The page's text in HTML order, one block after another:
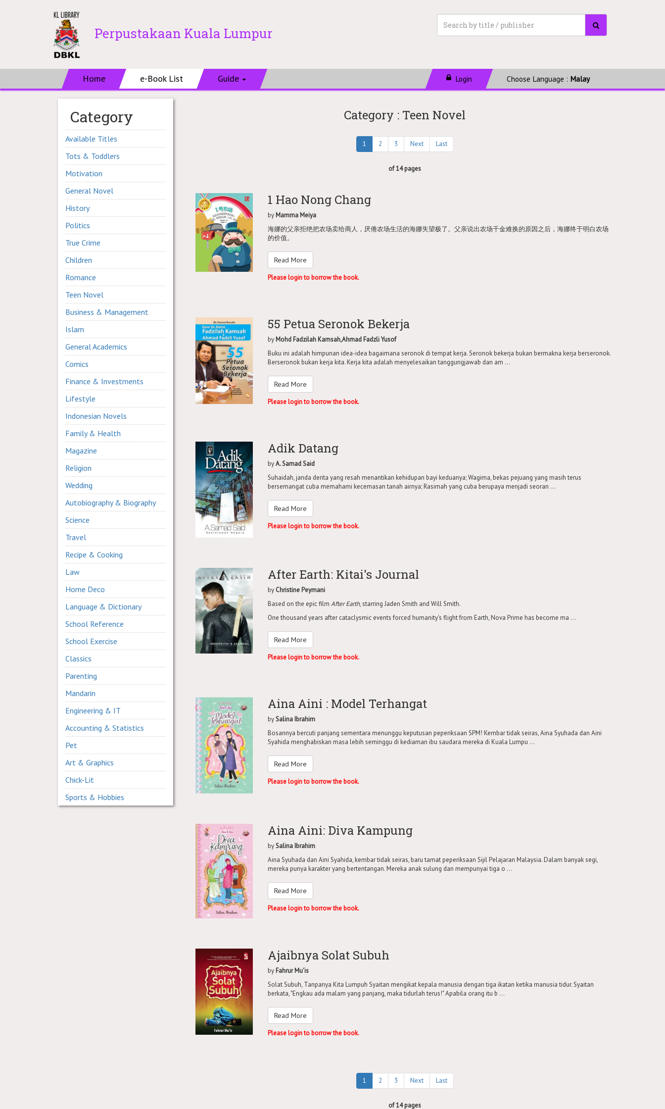
Perpustakaan Kuala Lumpur
Home e-Book List Guide Login Choose Language : Malay
Category
Available Titles
Tots & Toddlers
Motivation
General Novel
History
Politics
True Crime
Children
Romance
Teen Novel
Business & Management
Islam
General Academics
Comics
Finance & Investments
Lifestyle
Indonesian Novels
Family & Health
Magazine
Religion
Wedding
Autobiography & Biography
Science
Travel
Recipe & Cooking
Law
Home Deco
Language & Dictionary
School Reference
School Exercise
Classics
Parenting
Mandarin
Engineering & IT
Accounting & Statistics
Pet
Art & Graphics
Chick-Lit
Sports & Hobbies
Category : Teen Novel
1 2 3 Next Last
of 14 pages
1 Hao Nong Chang
by Mamma Meiya
海娜的父亲拒绝把农场卖给商人，厌倦农场生活的海娜失望极了。父亲说出农场千金难换的原因之后，海娜终于明白农场
的价值。
Read More
Please login to borrow the book.
55 Petua Seronok Bekerja
by Mohd Fadzilah Kamsah,Ahmad Fadzli Yusof
Buku ini adalah himpunan idea-idea bagaimana seronok di tempat kerja. Seronok bekerja bukan bermakna kerja berseronok.
Berseronok bukan kerja kita. Kerja kita adalah menyelesaikan tanggungjawab dan am ...
Read More
Please login to borrow the book.
Adik Datang
byA. Samad Said
Suhaidah, janda derita yang resah menantikan kehidupan bayi keduanya; Wagima, bekas pejuang yang masih terus
bersemangat cuba memahami kecemasan tanah airnya; Rasimah yang cuba berupaya menjadi seoran ...
Read More
Please login to borrow the book.
After Earth: Kitai's Journal
by Christine Peymani
Based on the epic film After Earth, starring Jaden Smith and Will Smith.
One thousand years after cataclysmic events forced humanity's flight from Earth, Nova Prime has become ma ...
Read More
Please login to borrow the book.
Aina Aini : Model Terhangat
bySalina Ibrahim
Bosannya bercuti panjang sementara menunggu keputusan peperiksaan SPM! Kembar tidak seiras, Aina Syuhada dan Aini
Syahida menghabiskan masa lebih seminggu di kediaman ibu saudara mereka di Kuala Lumpu ...
Read More
Please login to borrow the book.
Aina Aini: Diva Kampung
bySalina Ibrahim
Aina Syuhada dan Aini Syahida, kembar tidak seiras, baru tamat peperiksaan Sijil Pelajaran Malaysia. Dalam banyak segi,
mereka punya karakter yang bertentangan. Mereka anak sulung dan mempunyai tiga o ...
Read More
Please login to borrow the book.
Ajaibnya Solat Subuh
by Fahrur Mu'is
Solat Subuh, Tanpanya Kita Lumpuh Syaitan mengikat kepala manusia dengan tiga ikatan ketika manusia tidur. Syaitan
berkata, "Engkau ada malam yang panjang, maka tidurlah terus!" Apabila orang itu b ...
Read More
Please login to borrow the book.
1 2 3 Next Last
of 14 pages